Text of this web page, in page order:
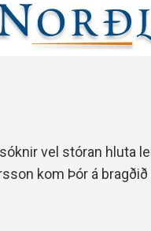
vel stóran hluta
kom Þór á